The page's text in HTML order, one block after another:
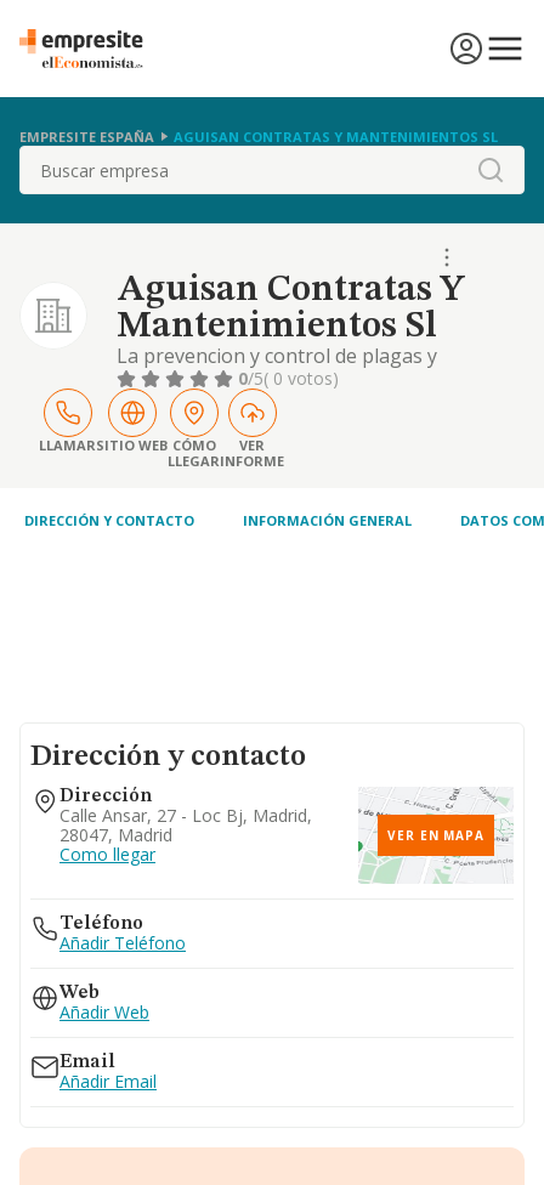
EMPRESITE ESPAÑA AGUISAN CONTRATAS Y MANTENIMIENTOS SL
Buscar
Aguisan Contratas Y
Mantenimientos Sl
La prevencion y control de plagas y
bacterias, control de calidad de agua y medio
ambiente, higiene alimentaria y
desinsectacion. etc.
0/5( 0 votos)
LLAMARSITIO WEB CÓMO
LLEGAR
VER
INFORME
DIRECCIÓN Y CONTACTO INFORMACIÓN GENERAL DATOS
Dirección y contacto
Dirección
Calle Ansar, 27 - Loc Bj, Madrid,
28047, Madrid
Como llegar
VER EN MAPA
Teléfono
Añadir Teléfono
Web
Añadir Web
Email
Añadir Email